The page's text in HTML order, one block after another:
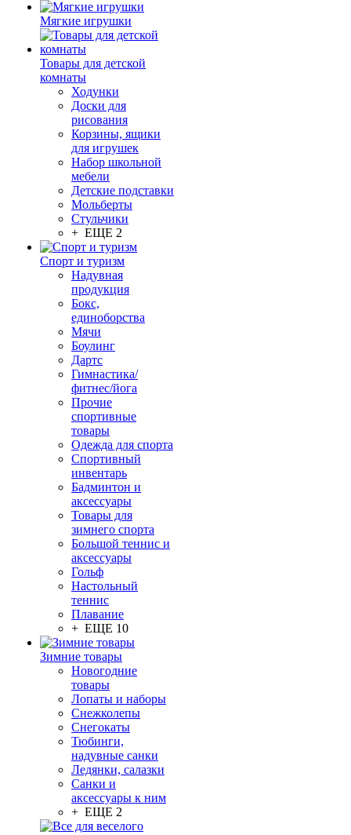
Мягкие игрушки
Товары для детской
комнаты
Ходунки
Доски для
рисования
Корзины, ящики
для игрушек
Набор школьной
мебели
Детские подставки
Мольберты
Стульчики
+ ЕЩЕ 2
Спорт и туризм
Надувная
продукция
Бокс,
единоборства
Мячи
Боулинг
Дартс
Гимнастика/
фитнес/йога
Прочие
спортивные
товары
Одежда для спорта
Спортивный
инвентарь
Бадминтон и
аксессуары
Товары для
зимнего спорта
Большой теннис и
аксессуары
Гольф
Настольный
теннис
Плавание
+ ЕЩЕ 10
Зимние товары
Новогодние
товары
Лопаты и наборы
Снежколепы
Снегокаты
Тюбинги,
надувные санки
Ледянки, салазки
Санки и
аксессуары к ним
+ ЕЩЕ 2